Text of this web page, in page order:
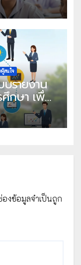
สนใจ
รายงาน
กษา เพื่อ
องข้อมูลจำเป็นถูก